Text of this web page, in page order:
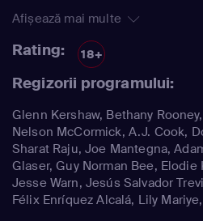
Afișează mai multe
Rating: 18+
Regizorii programului:
Glenn Kershaw, Bethany
Nelson McCormick, A.J. Cook,
Sharat Raju, Joe Mantegna,
Glaser, Guy Norman Bee,
Jesse Warn, Jesús Salvador
Félix Enríquez Alcalá, Lily